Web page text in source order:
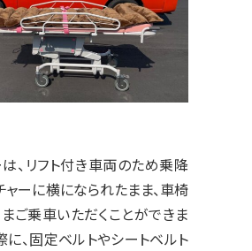
、リフト付き車両のため乗降
ャーに横になられたまま、車椅
ご乗車いただくことができま
に、固定ベルトやシートベルト